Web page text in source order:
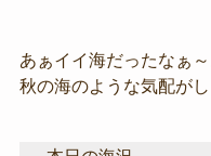
あぁイイ海だったなぁ～
秋の海のような気配がし